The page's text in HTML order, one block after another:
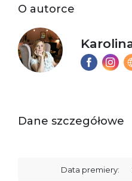
O autorce
Dane szczegółowe
Data premiery: